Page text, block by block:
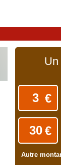
Un
€
€
Autre